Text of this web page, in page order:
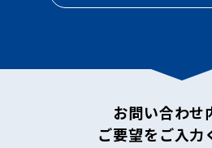
お問い合わせ
ご要望をご入力